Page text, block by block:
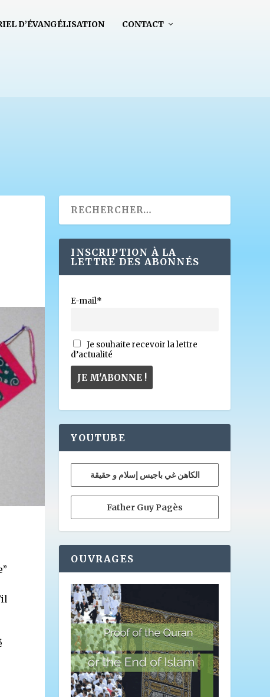
D’ÉVANGÉLISATION CONTACT
INSCRIPTION À LA
LETTRE DES ABONNÉS
E-mail*
Je souhaite recevoir la lettre
d’actualité
YOUTUBE
الكاهن غي باجيس إسلام و حقيقة
Father Guy Pagès
OUVRAGES